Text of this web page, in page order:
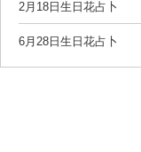
2月18日生日花占卜
6月28日生日花占卜